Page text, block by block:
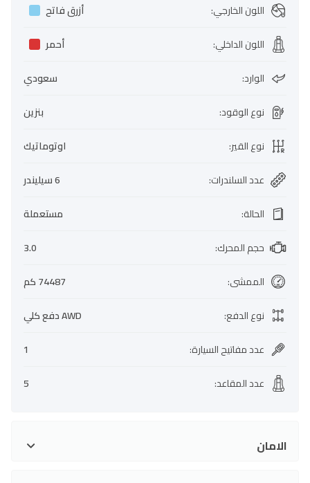
اللون الخارجي:
أزرق فاتح
اللون الداخلي:
أحمر
الوارد:
سعودي
نوع الوقود:
بنزين
نوع القير:
اوتوماتيك
عدد السلندرات:
6 سيليندر
الحالة:
مستعملة
حجم المحرك:
3.0
الممشى:
74487 كم
نوع الدفع:
AWD دفع كلي
عدد مفاتيح السيارة:
1
عدد المقاعد:
5
الامان